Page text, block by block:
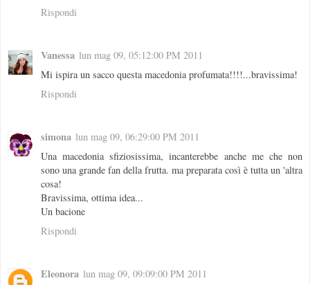
Rispondi
Vanessa lun mag 09, 05:12:00 PM 2011
Mi ispira un sacco questa macedonia profumata!!!!...bravissima!
Rispondi
simona lun mag 09, 06:29:00 PM 2011
Una macedonia sfiziosissima, incanterebbe anche me che non
sono una grande fan della frutta. ma preparata così è tutta un 'altra
cosa!
Bravissima, ottima idea...
Un bacione
Rispondi
Eleonora lun mag 09, 09:09:00 PM 2011